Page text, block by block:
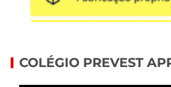
COLÉGIO PREVEST